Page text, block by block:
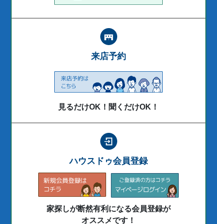
来店予約
見るだけOK！聞くだけOK！
ハウスドゥ会員登録
家探しが断然有利になる会員登録が
オススメです！